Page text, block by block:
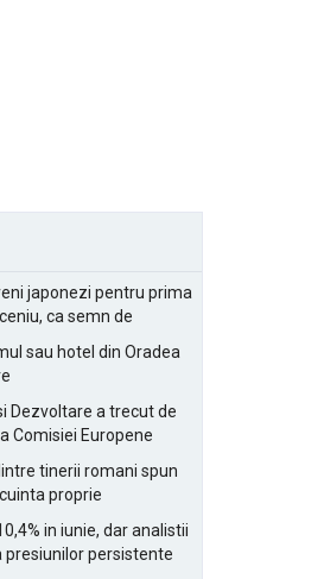
japonezi pentru prima
ca semn de
sau hotel din Oradea
Dezvoltare a trecut de
Comisiei Europene
tinerii romani spun
proprie
in iunie, dar analistii
persistente